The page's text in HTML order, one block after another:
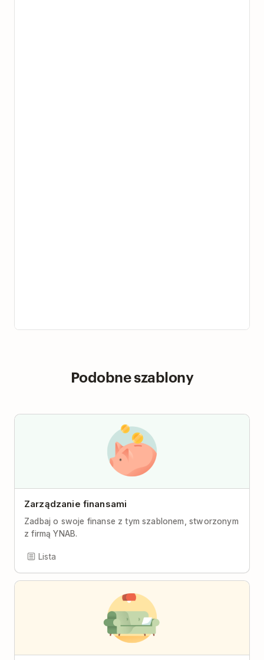
Podobne szablony
Zarządzanie finansami
Zadbaj o swoje finanse z tym szablonem, stworzonym
z firmą YNAB.
Lista